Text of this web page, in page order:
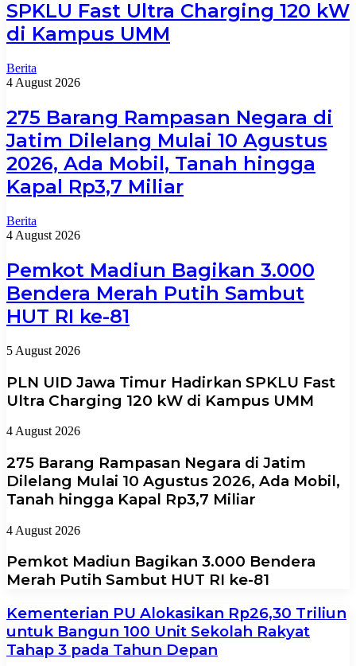
SPKLU Fast Ultra Charging 120 kW
di Kampus UMM
Berita
4 August 2026
275 Barang Rampasan Negara di
Jatim Dilelang Mulai 10 Agustus
2026, Ada Mobil, Tanah hingga
Kapal Rp3,7 Miliar
Berita
4 August 2026
Pemkot Madiun Bagikan 3.000
Bendera Merah Putih Sambut
HUT RI ke-81
5 August 2026
PLN UID Jawa Timur Hadirkan SPKLU Fast
Ultra Charging 120 kW di Kampus UMM
4 August 2026
275 Barang Rampasan Negara di Jatim
Dilelang Mulai 10 Agustus 2026, Ada Mobil,
Tanah hingga Kapal Rp3,7 Miliar
4 August 2026
Pemkot Madiun Bagikan 3.000 Bendera
Merah Putih Sambut HUT RI ke-81
Kementerian PU Alokasikan Rp26,30 Triliun
untuk Bangun 100 Unit Sekolah Rakyat
Tahap 3 pada Tahun Depan